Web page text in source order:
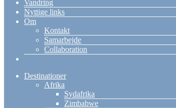
Vandring
Nyttige links
Om
Kontakt
Samarbejde
Collaboration
Destinationer
Afrika
Sydafrika
Zimbabwe